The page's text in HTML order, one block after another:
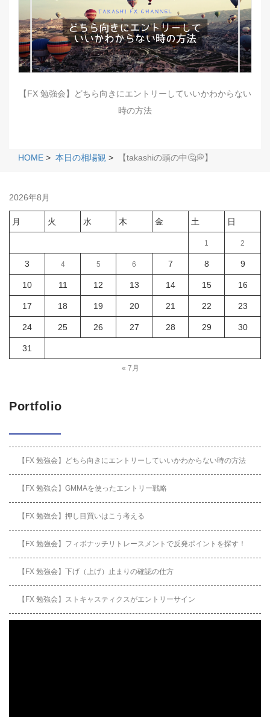
【FX 勉強会】どちら向きにエントリーしていいかわからない
時の方法
HOME > 本日の相場観 > 【takashiの頭の中🤔💭】
2026年8月
月 火 水 木 金 土 日
1 2
3 4 5 6 7 8 9
10 11 12 13 14 15 16
17 18 19 20 21 22 23
24 25 26 27 28 29 30
31
« 7月
Portfolio
【FX 勉強会】どちら向きにエントリーしていいかわからない時の方法
【FX 勉強会】GMMAを使ったエントリー戦略
【FX 勉強会】押し目買いはこう考える
【FX 勉強会】フィボナッチリトレースメントで反発ポイントを探す！
【FX 勉強会】下げ（上げ）止まりの確認の仕方
【FX 勉強会】ストキャスティクスがエントリーサイン